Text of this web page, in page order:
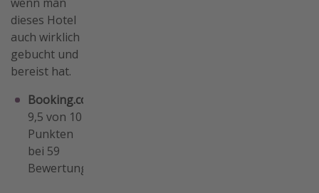
dieses Hotel
auch wirklich
gebucht und
bereist hat.
Booking.com
9,5 von 10
Punkten
bei 59
Bewertungen